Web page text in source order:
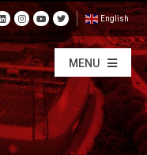
English
MENU